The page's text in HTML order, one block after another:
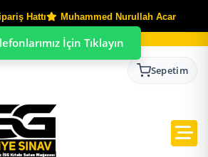
Hattı Muhammed Nurullah Acar
Sepetim
İçin Tıklayın